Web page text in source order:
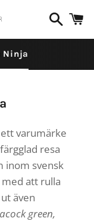
Sök
Ninja
varumärke
resa
inom svensk
att rulla
även
green,